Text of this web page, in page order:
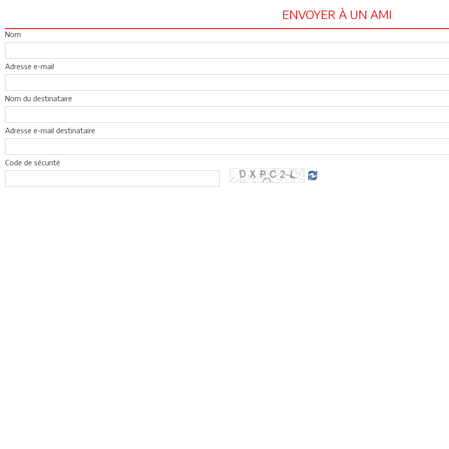
ENVOYER À UN AMI
Nom
Adresse e-mail
Nom du destinataire
Adresse e-mail destinataire
Code de sécurité